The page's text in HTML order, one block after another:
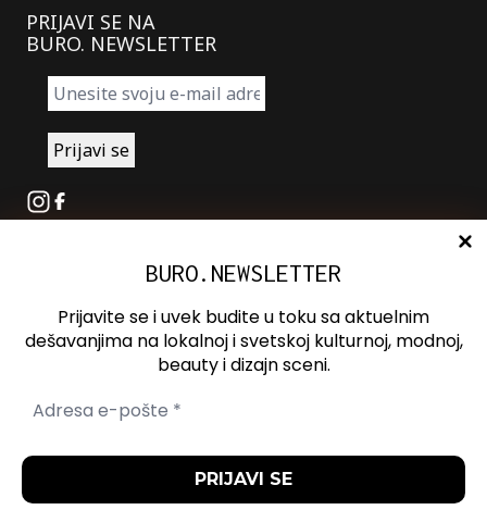
PRIJAVI SE NA
BURO. NEWSLETTER
Instagram
Facebook
Oglašavanje
Kontakt
Spotify
BURO.NEWSLETTER
Prijavite se i uvek budite u toku sa aktuelnim
dešavanjima na lokalnoj i svetskoj kulturnoj, modnoj,
beauty i dizajn sceni.